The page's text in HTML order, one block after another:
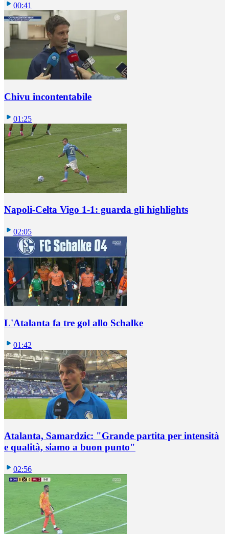
00:41
Chivu incontentabile
01:25
Napoli-Celta Vigo 1-1: guarda gli highlights
02:05
L'Atalanta fa tre gol allo Schalke
01:42
Atalanta, Samardzic: "Grande partita per intensità
e qualità, siamo a buon punto"
02:56